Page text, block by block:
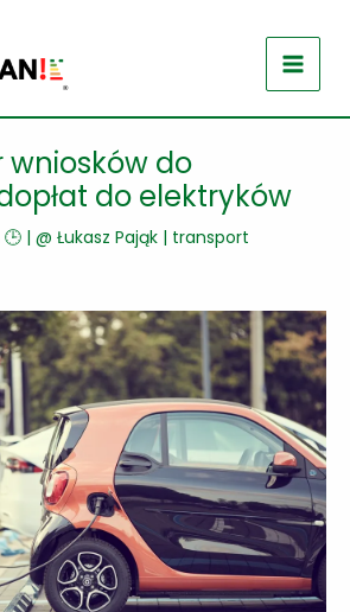
wniosków do
do elektryków
| @ Łukasz Pająk | transport